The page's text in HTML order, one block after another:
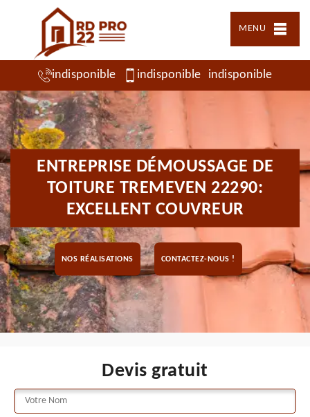
MENU
indisponible indisponible indisponible
ENTREPRISE DÉMOUSSAGE DE
TOITURE TREMEVEN 22290:
EXCELLENT COUVREUR
NOS RÉALISATIONS CONTACTEZ-NOUS !
Devis gratuit